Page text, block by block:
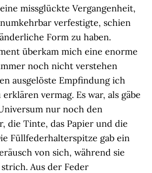
missglückte Vergangenheit,
verfestigte, schien
Form zu haben.
überkam mich eine enorme
noch nicht verstehen
ausgelöste Empfindung ich
vermag. Es war, als gäbe
nur noch den
die Tinte, das Papier und die
Füllfederhalterspitze gab ein
von sich, während sie
Aus der Feder